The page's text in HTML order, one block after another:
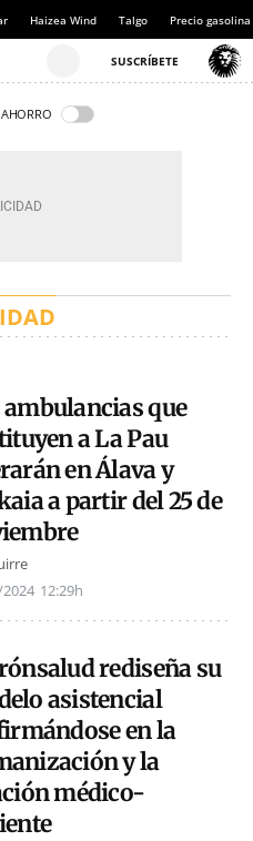
Haizea Wind Talgo Precio gasolina
ambulancias que
a La Pau
en Álava y
a partir del 25 de
12:29h
rediseña su
asistencial
en la
y la
médico-